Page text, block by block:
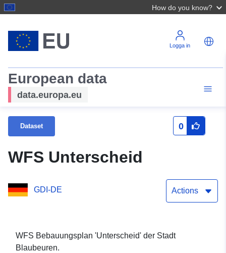
How do you know?
Logga in
European data
data.europa.eu
Dataset 0
WFS Unterscheid
GDI-DE Actions
WFS Bebauungsplan 'Unterscheid' der Stadt
Blaubeuren.